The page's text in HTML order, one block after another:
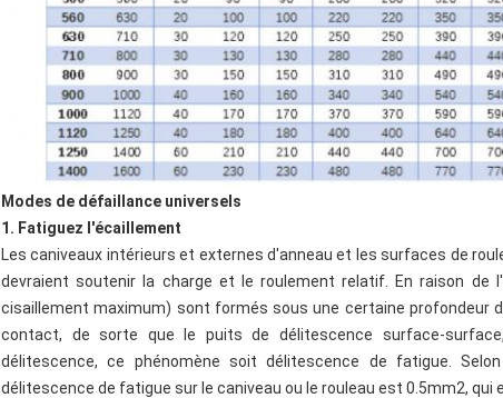
Modes de défaillance universels
1. Fatiguez l'écaillement
Les caniveaux intérieurs et externes d'anneau et les surfaces de
devraient soutenir la charge et le roulement relatif. En raison
cisaillement maximum) sont formés sous une certaine profondeur
contact, de sorte que le puits de délitescence surface-
délitescence, ce phénomène soit délitescence de fatigue.
délitescence de fatigue sur le caniveau ou le rouleau est 0.5mm2, qui